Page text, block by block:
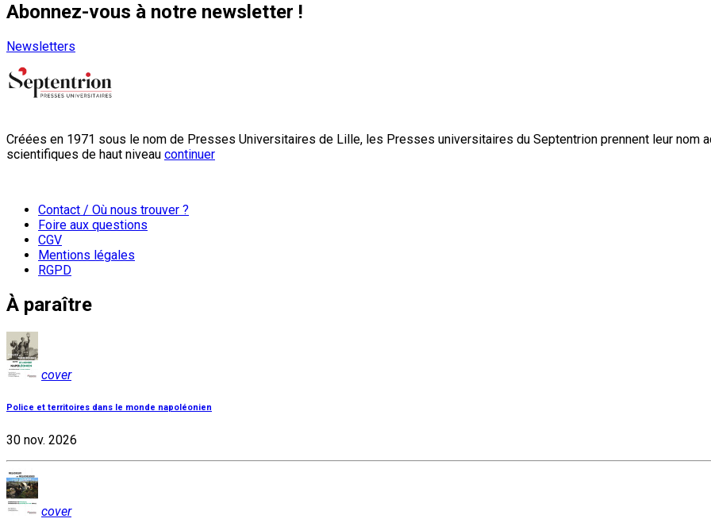
Abonnez-vous à notre newsletter !
Newsletters
Créées en 1971 sous le nom de Presses Universitaires de Lille, les Presses universitaires du Septentrion prennent leur nom
scientifiques de haut niveau continuer
Contact / Où nous trouver ?
Foire aux questions
CGV
Mentions légales
RGPD
À paraître
cover
Police et territoires dans le monde napoléonien
30 nov. 2026
cover